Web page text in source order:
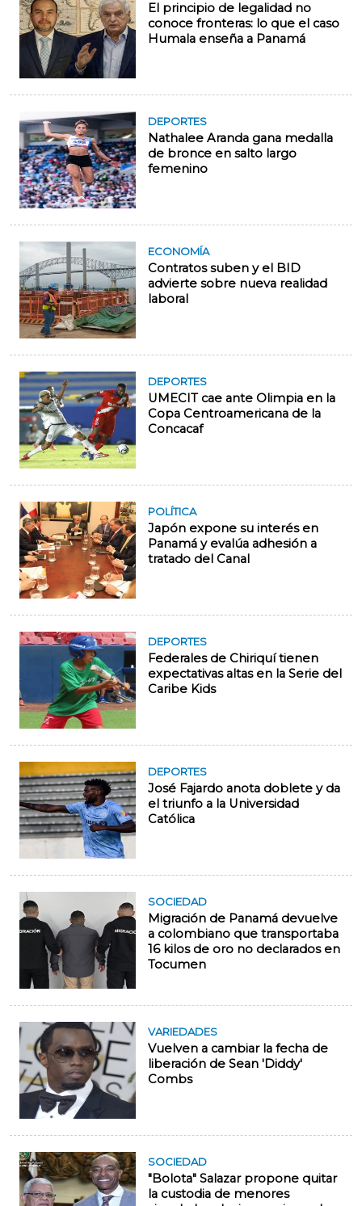
El principio de legalidad no
conoce fronteras: lo que el caso
Humala enseña a Panamá
DEPORTES
Nathalee Aranda gana medalla
de bronce en salto largo
femenino
ECONOMÍA
Contratos suben y el BID
advierte sobre nueva realidad
laboral
DEPORTES
UMECIT cae ante Olimpia en la
Copa Centroamericana de la
Concacaf
POLÍTICA
Japón expone su interés en
Panamá y evalúa adhesión a
tratado del Canal
DEPORTES
Federales de Chiriquí tienen
expectativas altas en la Serie del
Caribe Kids
DEPORTES
José Fajardo anota doblete y da
el triunfo a la Universidad
Católica
SOCIEDAD
Migración de Panamá devuelve
a colombiano que transportaba
16 kilos de oro no declarados en
Tocumen
VARIEDADES
Vuelven a cambiar la fecha de
liberación de Sean 'Diddy'
Combs
SOCIEDAD
"Bolota" Salazar propone quitar
la custodia de menores